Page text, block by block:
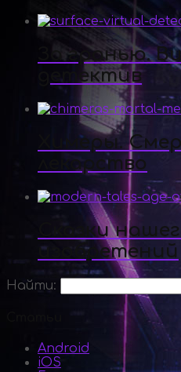
За гранью.
детектив
Химеры.
лекарство
Сказки
изобретений
Найти:
Android
iOS